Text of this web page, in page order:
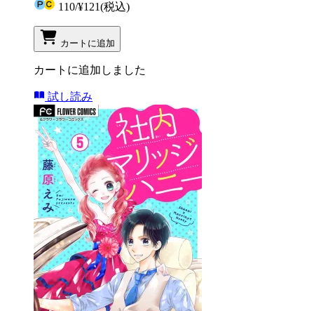
110/¥121(税込)
カートに追加
カートに追加しました
試し読み